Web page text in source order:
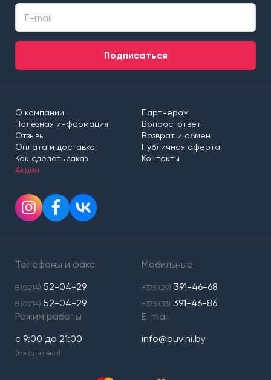
Подписаться
О компании
Партнерам
Полезная информация
Вопрос-ответ
Отзывы
Возврат и обмен
Оплата и доставка
Публичная оферта
Как сделать заказ
Контакты
Акции
Телефоны и факс
8 (0214) 52-04-29
8 (0214) 52-04-29
Мобильные
+375 (29) 391-46-68
+375 (33) 391-46-86
Режим работы
с 9:00 до 21:00
(ежедневно)
E-mail
info@buvini.by